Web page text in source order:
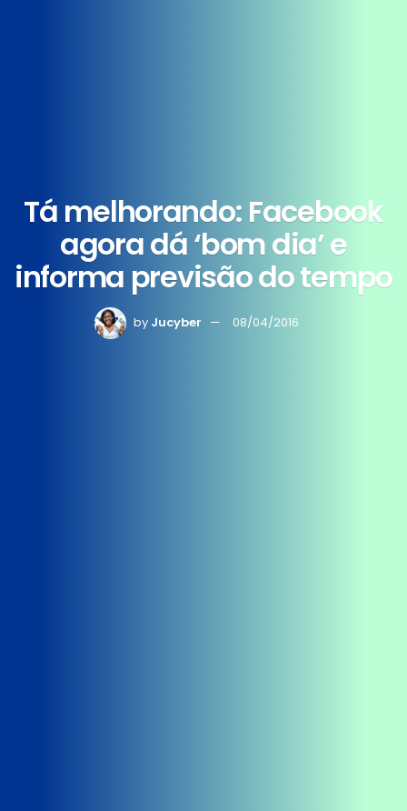
Tá melhorando: Facebook
agora dá ‘bom dia’ e
informa previsão do tempo
by Jucyber 08/04/2016